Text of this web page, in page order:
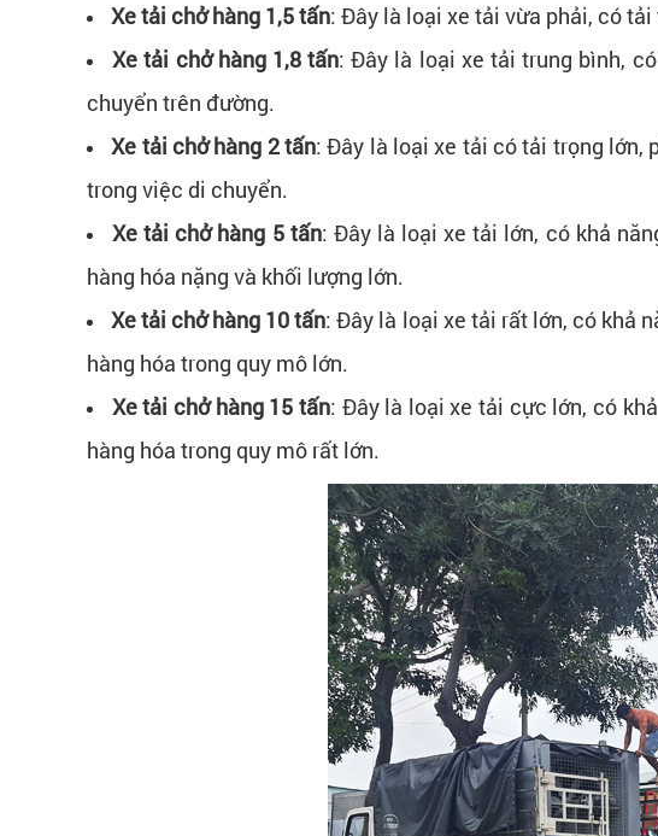
Xe tải chở hàng 1,5 tấn: Đây là loại xe tải vừa phải, có
Xe tải chở hàng 1,8 tấn: Đây là loại xe tải trung bình,
chuyển trên đường.
Xe tải chở hàng 2 tấn: Đây là loại xe tải có tải trọng lớn,
trong việc di chuyển.
Xe tải chở hàng 5 tấn: Đây là loại xe tải lớn, có khả
hàng hóa nặng và khối lượng lớn.
Xe tải chở hàng 10 tấn: Đây là loại xe tải rất lớn, có khả
hàng hóa trong quy mô lớn.
Xe tải chở hàng 15 tấn: Đây là loại xe tải cực lớn, có
hàng hóa trong quy mô rất lớn.